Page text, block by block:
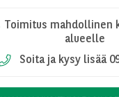
Toimitus mahdollinen
alueelle
Soita ja kysy lisää